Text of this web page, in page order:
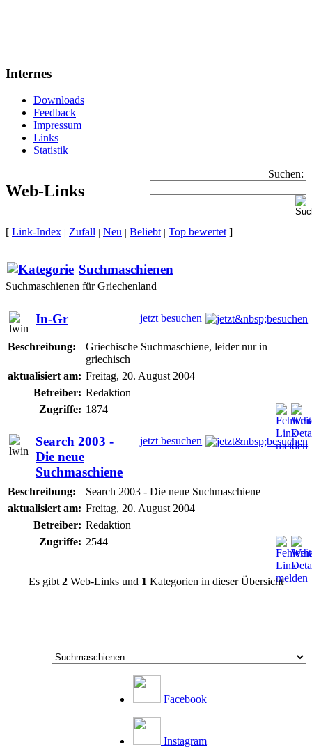
Internes
Downloads
Feedback
Impressum
Links
Statistik
Web-Links
Suchen:
[ Link-Index | Zufall | Neu | Beliebt | Top bewertet]
Suchmaschienen
Suchmaschienen für Griechenland
In-Gr jetzt besuchen
Beschreibung:
Griechische Suchmaschiene, leider nur in
griechisch
aktualisiert am: Freitag, 20. August 2004
Betreiber: Redaktion
Zugriffe: 1874
Search 2003 -
Die neue
Suchmaschiene
jetzt besuchen
Beschreibung:
Search 2003 - Die neue Suchmaschiene
aktualisiert am: Freitag, 20. August 2004
Betreiber: Redaktion
Zugriffe: 2544
Es gibt2 Web-Links und 1 Kategorien in dieser Übersicht
Facebook
Instagram